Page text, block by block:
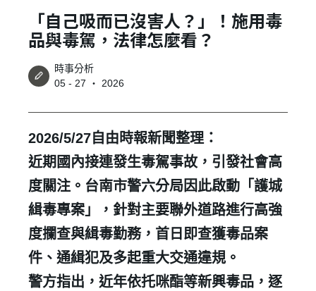
「自己吸而已沒害人？」！施用毒
品與毒駕，法律怎麼看？
時事分析
05 - 27 ‧ 2026
2026/5/27 自由時報新聞整理：
近期國內接連發生毒駕事故，引發社會高
度關注。台南市警六分局因此啟動「護城
緝毒專案」，針對主要聯外道路進行高強
度攔查與緝毒勤務，首日即查獲毒品案
件、通緝犯及多起重大交通違規。
警方指出，近年依托咪酯等新興毒品，逐